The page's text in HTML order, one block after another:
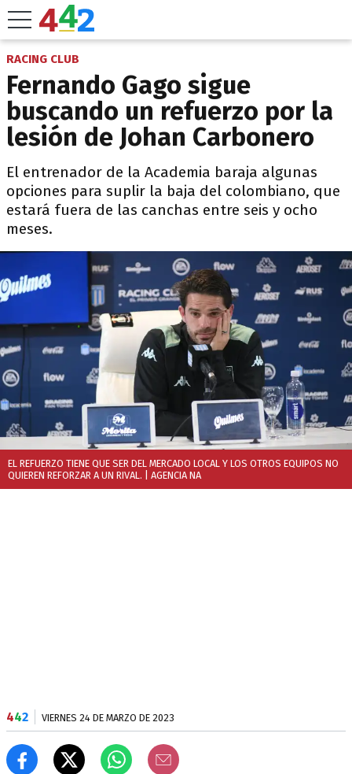
RACING CLUB
Fernando Gago sigue
buscando un refuerzo por la
lesión de Johan Carbonero
El entrenador de la Academia baraja algunas
opciones para suplir la baja del colombiano, que
estará fuera de las canchas entre seis y ocho
meses.
EL REFUERZO TIENE QUE SER DEL MERCADO LOCAL Y LOS OTROS EQUIPOS NO
QUIEREN REFORZAR A UN RIVAL. | AGENCIA NA
442 VIERNES 24 DE MARZO DE 2023